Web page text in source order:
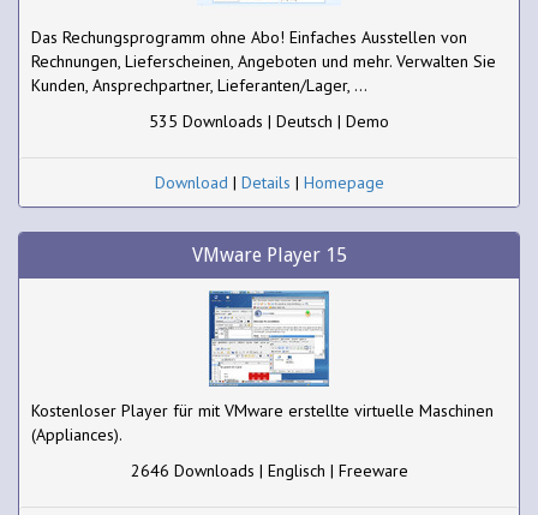
Das Rechungsprogramm ohne Abo! Einfaches Ausstellen von
Rechnungen, Lieferscheinen, Angeboten und mehr. Verwalten Sie
Kunden, Ansprechpartner, Lieferanten/Lager, ...
535 Downloads | Deutsch | Demo
Download | Details | Homepage
VMware Player 15
Kostenloser Player für mit VMware erstellte virtuelle Maschinen
(Appliances).
2646 Downloads | Englisch | Freeware